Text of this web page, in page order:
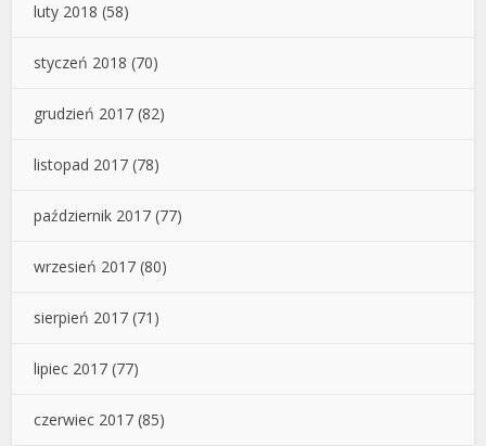
luty 2018 (58)
styczeń 2018 (70)
grudzień 2017 (82)
listopad 2017 (78)
październik 2017 (77)
wrzesień 2017 (80)
sierpień 2017 (71)
lipiec 2017 (77)
czerwiec 2017 (85)